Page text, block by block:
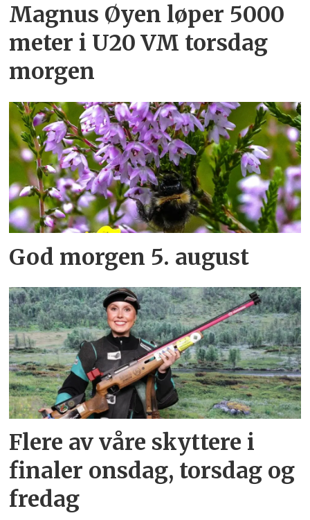
Magnus Øyen løper 5000
meter i U20 VM torsdag
morgen
God morgen 5. august
Flere av våre skyttere i
finaler onsdag, torsdag og
fredag